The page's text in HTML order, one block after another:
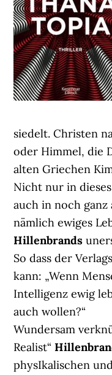
siedelt. Christen
oder Himmel, die
alten Griechen
Nicht nur in
auch in noch
nämlich ewiges
Hillenbrands
So dass der
kann: „Wenn
Intelligenz ewig
auch wollen?“
Wundersam
Realist“
physIkalischen